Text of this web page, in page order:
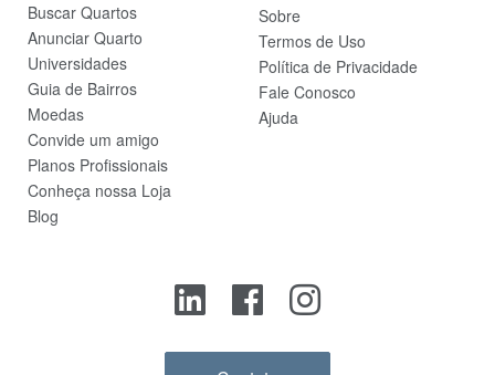
Buscar Quartos
Anunciar Quarto
Universidades
Guia de Bairros
Moedas
Convide um amigo
Planos Profissionais
Conheça nossa Loja
Blog
Sobre
Termos de Uso
Política de Privacidade
Fale Conosco
Ajuda